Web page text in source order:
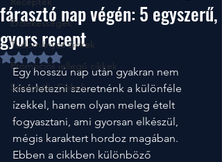
Érdekességek
Tudományos cikkek
Promociós jellegű cikkek
Szezonális Cikkek
fárasztó nap végén: 5 egyszerű,
gyors recept
NaN csillagot kapott az 5-ből.
Egy hosszú nap után gyakran nem
kísérletezni szeretnénk a különféle
ízekkel, hanem olyan meleg ételt
fogyasztani, ami gyorsan elkészül,
mégis karaktert hordoz magában.
Ebben a cikkben különböző